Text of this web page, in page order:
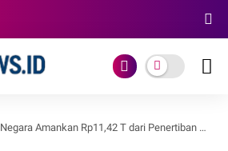
Negara Amankan Rp11,42 T dari Penertiban Perkebunan dan Tambang Ilegal, Prabowo: Kerja yang Tak Mudah